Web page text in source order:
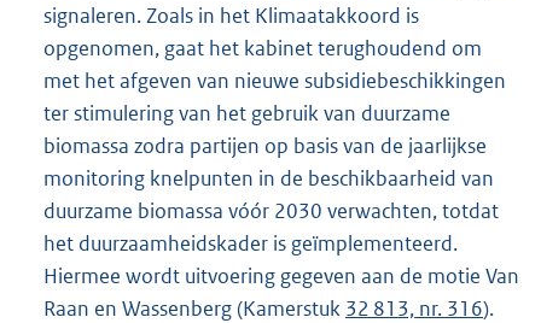
signaleren. Zoals in het Klimaatakkoord is
opgenomen, gaat het kabinet terughoudend om
met het afgeven van nieuwe subsidiebeschikkingen
ter stimulering van het gebruik van duurzame
biomassa zodra partijen op basis van de jaarlijkse
monitoring knelpunten in de beschikbaarheid van
duurzame biomassa vóór 2030 verwachten, totdat
het duurzaamheidskader is geïmplementeerd.
Hiermee wordt uitvoering gegeven aan de motie Van
Raan en Wassenberg (Kamerstuk 32 813, nr. 316).